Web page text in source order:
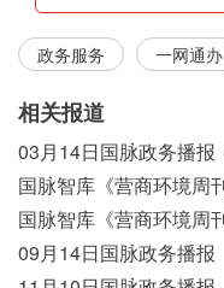
政务服务 一网通办
相关报道
09月14日国脉政务播报